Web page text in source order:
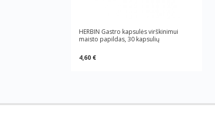
HERBIN Gastro kapsulės virškinimui
maisto papildas, 30 kapsulių
4,60 €